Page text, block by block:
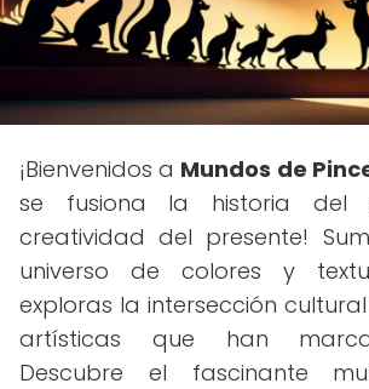
¡Bienvenidos a Mundos de
se fusiona la historia
creatividad del presente!
universo de colores y
exploras la intersección
artísticas que han
Descubre el fascinante